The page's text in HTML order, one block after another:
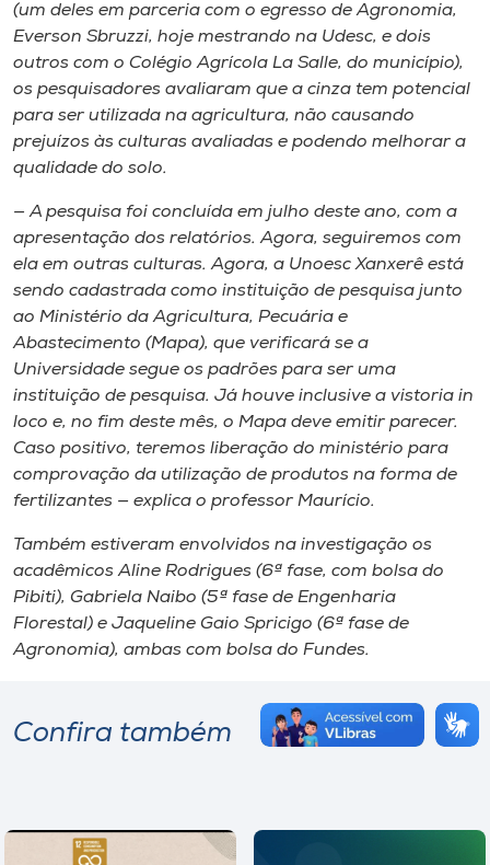
(um deles em parceria com o egresso de Agronomia,
Everson Sbruzzi, hoje mestrando na Udesc, e dois
outros com o Colégio Agrícola La Salle, do município),
os pesquisadores avaliaram que a cinza tem potencial
para ser utilizada na agricultura, não causando
prejuízos às culturas avaliadas e podendo melhorar a
qualidade do solo.
— A pesquisa foi concluída em julho deste ano, com a
apresentação dos relatórios. Agora, seguiremos com
ela em outras culturas. Agora, a Unoesc Xanxerê está
sendo cadastrada como instituição de pesquisa junto
ao Ministério da Agricultura, Pecuária e
Abastecimento (Mapa), que verificará se a
Universidade segue os padrões para ser uma
instituição de pesquisa. Já houve inclusive a vistoria in
loco e, no fim deste mês, o Mapa deve emitir parecer.
Caso positivo, teremos liberação do ministério para
comprovação da utilização de produtos na forma de
fertilizantes — explica o professor Maurício.
Também estiveram envolvidos na investigação os
acadêmicos Aline Rodrigues (6ª fase, com bolsa do
Pibiti), Gabriela Naibo (5ª fase de Engenharia
Florestal) e Jaqueline Gaio Spricigo (6ª fase de
Agronomia), ambas com bolsa do Fundes.
Confira também